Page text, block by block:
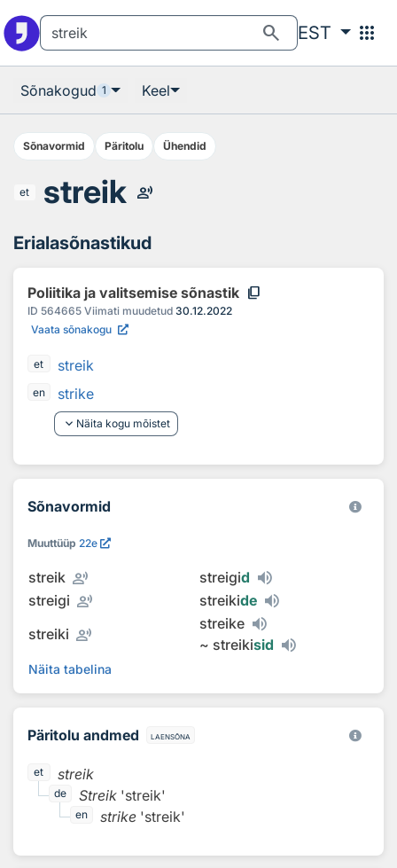
search EST apps
Sõnakogud 1 Keel
Sõnavormid Päritolu Ühendid
et streik record_voice_over
Erialasõnastikud
Poliitika ja valitsemise sõnastik content_copy
ID 564665 Viimati muudetud 30.12.2022
Vaata sõnakogu
et streik
en
strike
keyboard_arrow_down Näita kogu mõistet
Sõnavormid
Muuttüüp 22e
streik record_voice_over streigid
streigi record_voice_over streikide
streiki record_voice_over
streike
~ streikisid
Näita tabelina
Päritolu andmed laensõna
et streik
de Streik 'streik'
en strike 'streik'